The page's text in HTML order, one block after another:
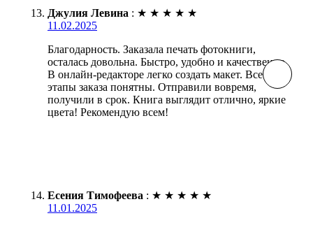
Джулия Левина : ★ ★ ★ ★ ★
11.02.2025
Благодарность. Заказала печать фотокниги,
осталась довольна. Быстро, удобно и качественно.
В онлайн-редакторе легко создать макет. Все
этапы заказа понятны. Отправили вовремя,
получили в срок. Книга выглядит отлично, яркие
цвета! Рекомендую всем!
Есения Тимофеева : ★ ★ ★ ★ ★
11.01.2025